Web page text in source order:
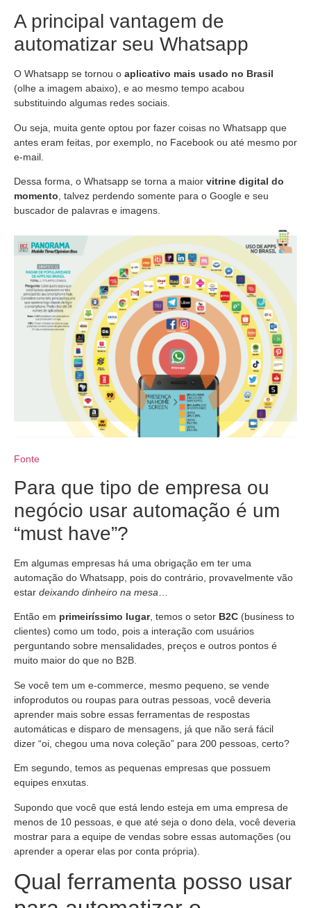
A principal vantagem de
automatizar seu Whatsapp
O Whatsapp se tornou o aplicativo mais usado no Brasil
(olhe a imagem abaixo), e ao mesmo tempo acabou
substituindo algumas redes sociais.
Ou seja, muita gente optou por fazer coisas no Whatsapp que
antes eram feitas, por exemplo, no Facebook ou até mesmo por
e-mail.
Dessa forma, o Whatsapp se torna a maior vitrine digital do
momento , talvez perdendo somente para o Google e seu
buscador de palavras e imagens.
Fonte
Para que tipo de empresa ou
negócio usar automação é um
“must have”?
Em algumas empresas há uma obrigação em ter uma
automação do Whatsapp, pois do contrário, provavelmente vão
estar deixando dinheiro na mesa
Então em primeiríssimo lugar, temos o setor B2C (business to
clientes) como um todo, pois a interação com usuários
perguntando sobre mensalidades, preços e outros pontos é
muito maior do que no B2B.
Se você tem um e-commerce, mesmo pequeno, se vende
infoprodutos ou roupas para outras pessoas, você deveria
aprender mais sobre essas ferramentas de respostas
automáticas e disparo de mensagens, já que não será fácil
dizer “oi, chegou uma nova coleção” para 200 pessoas, certo?
Em segundo, temos as pequenas empresas que possuem
equipes enxutas.
Supondo que você que está lendo esteja em uma empresa de
menos de 10 pessoas, e que até seja o dono dela, você deveria
mostrar para a equipe de vendas sobre essas automações (ou
aprender a operar elas por conta própria).
Qual ferramenta posso usar